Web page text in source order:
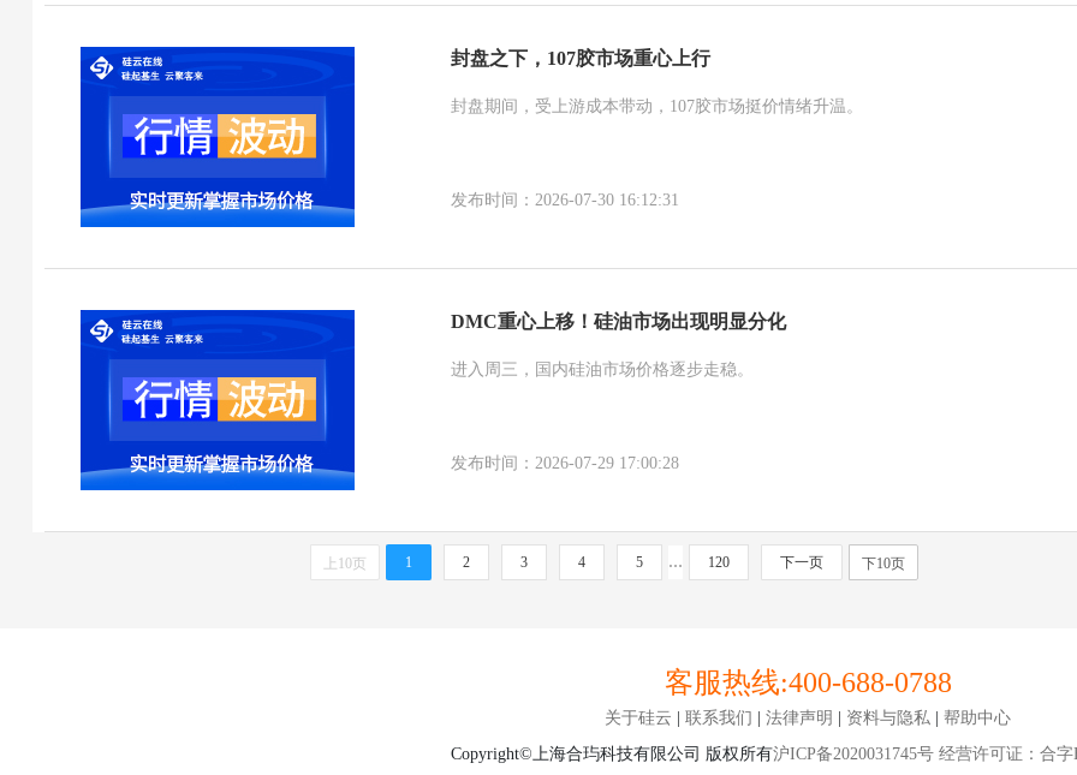
封盘之下，107胶市场重心上行
封盘期间，受上游成本带动，107胶市场挺价情绪升温。
发布时间：2026-07-30 16:12:31
DMC重心上移！硅油市场出现明显分化
进入周三，国内硅油市场价格逐步走稳。
发布时间：2026-07-29 17:00:28
上10页 1 2 3 4 5 … 120 下一页 下10页
客服热线:400-688-0788
关于硅云 | 联系我们 | 法律声明 | 资料与隐私 | 帮助中心
Copyright©上海合玙科技有限公司 版权所有沪ICP备2020031745号经营许可证：合字